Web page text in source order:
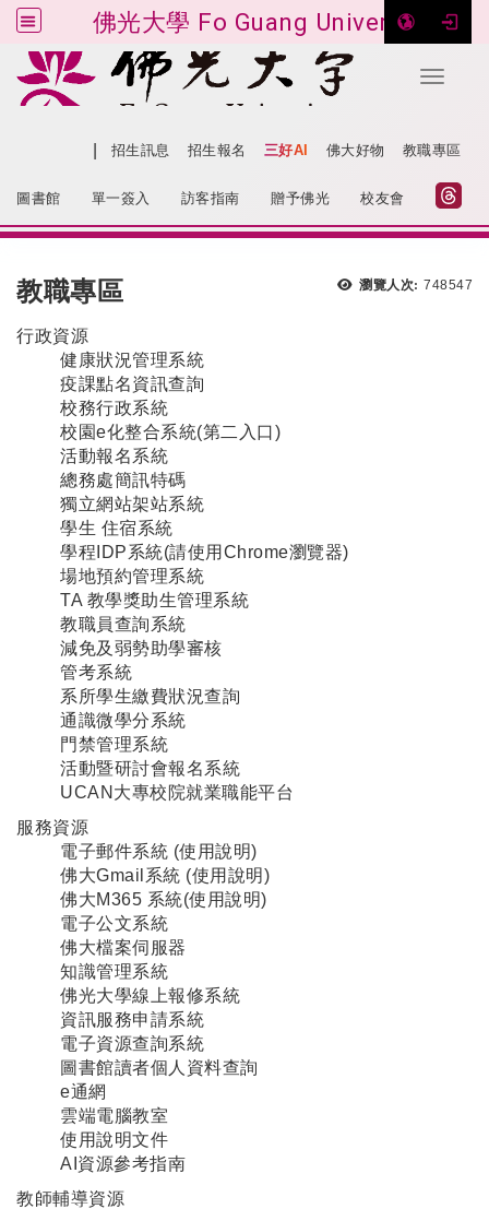
佛光大學 Fo Guang University
Toggle
跳到主要內容
招生訊息 招生報名 三好AI 佛大好物 教職專區
圖書館 單一簽入 訪客指南 贈予佛光 校友會
瀏覽人次: 748547
教職專區
行政資源
健康狀況管理系統
疫課點名資訊查詢
校務行政系統
校園e化整合系統(第二入口)
活動報名系統
總務處簡訊特碼
獨立網站架站系統
學生 住宿系統
學程IDP系統(請使用Chrome瀏覽器)
場地預約管理系統
TA 教學獎助生管理系統
教職員查詢系統
減免及弱勢助學審核
管考系統
系所學生繳費狀況查詢
通識微學分系統
門禁管理系統
活動暨研討會報名系統
UCAN大專校院就業職能平台
服務資源
電子郵件系統 (使用說明)
佛大Gmail系統 (使用說明)
佛大M365 系統(使用說明)
電子公文系統
佛大檔案伺服器
知識管理系統
佛光大學線上報修系統
資訊服務申請系統
電子資源查詢系統
圖書館讀者個人資料查詢
e通網
雲端電腦教室
使用說明文件
AI資源參考指南
教師輔導資源